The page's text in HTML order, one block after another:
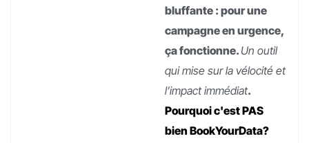
bluffante : pour une
campagne en urgence,
ça fonctionne. Un outil
qui mise sur la vélocité et
l’impact immédiat.
Pourquoi c'est PAS
bien BookYourData?